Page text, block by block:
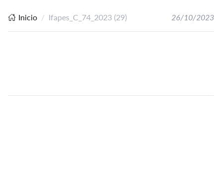
Inicio Ifapes_C_74_2023 (29) 26/10/2023